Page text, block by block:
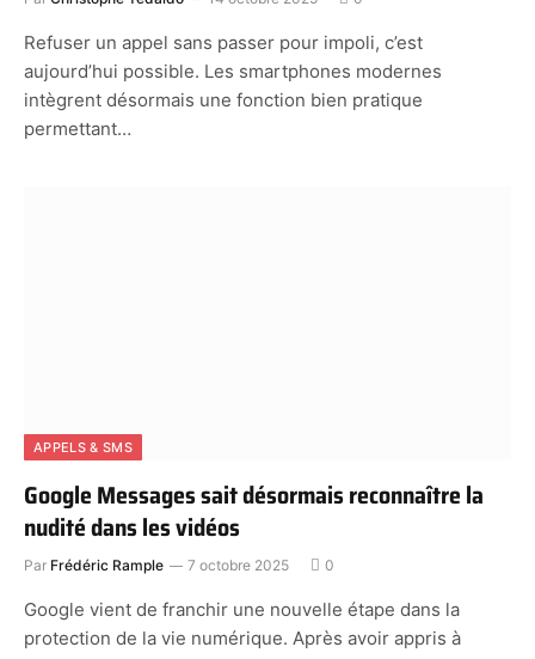
Refuser un appel sans passer pour impoli, c’est
aujourd’hui possible. Les smartphones modernes
intègrent désormais une fonction bien pratique
permettant…
APPELS & SMS
Google Messages sait désormais reconnaître la
nudité dans les vidéos
Par Frédéric Rample 7 octobre 2025 0
Google vient de franchir une nouvelle étape dans la
protection de la vie numérique. Après avoir appris à